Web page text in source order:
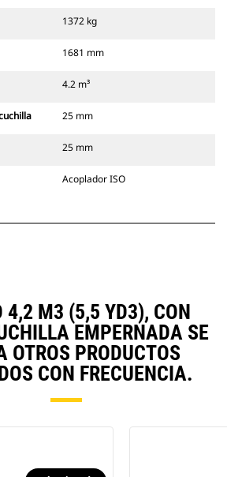
1372 kg
1681 mm
4.2 m³
25 mm
25 mm
Acoplador ISO
4,2 M3 (5,5 YD3), CON
EMPERNADA SE
OTROS PRODUCTOS
CON FRECUENCIA.